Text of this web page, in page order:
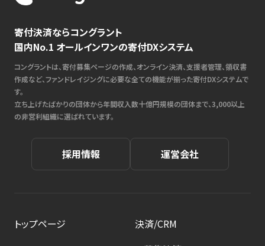
寄付決済ならコングラント
国内No.1 オールインワンの寄付DXシステム
コングラントは、寄付募集ページの作成、オンライン決済、支援者管理、領収書
作成など、ファンドレイジングに必要な全ての機能が揃った寄付DXシステムで
す。
立ち上げたばかりの団体から年間収入数十億円規模の団体まで、3,000以上
の非営利組織に選ばれています。
採用情報 運営会社
トップページ
決済/CRM